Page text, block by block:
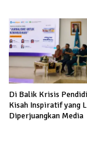
Di Balik Krisis
Kisah Inspiratif yang
Diperjuangkan Media